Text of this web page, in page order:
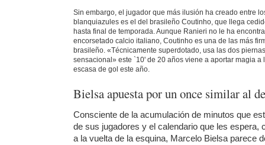
Sin embargo, el jugador que más ilusión ha creado entre
blanquiazules es el del brasileño Coutinho, que llega
hasta final de temporada. Aunque Ranieri no le ha
encorsetado calcio italiano, Coutinho es una de las más
brasileño. «Técnicamente superdotado, usa las dos
sensacional» este `10' de 20 años viene a aportar magia a
escasa de gol este año.
Bielsa apuesta por un once similar al
Consciente de la acumulación de minutos que
de sus jugadores y el calendario que les espera,
a la vuelta de la esquina, Marcelo Bielsa parece